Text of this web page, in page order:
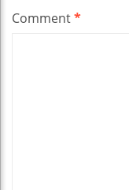
Comment*